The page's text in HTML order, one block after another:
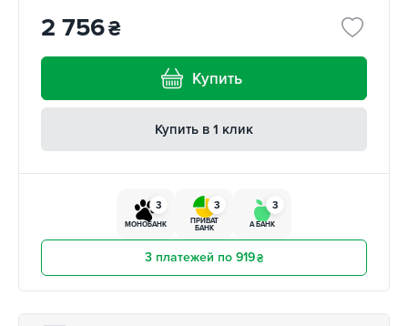
2 756₴
Купить
Купить в 1 клик
3
МОНОБАНК
3
ПРИВАТ
БАНК
3
А БАНК
3 платежей по 919₴